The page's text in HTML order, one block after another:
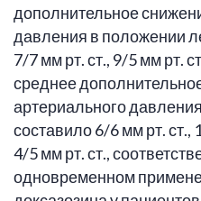
дополнительное
давления в положении
7/7 мм рт. ст., 9/5 мм рт.
среднее
артериального
составило 6/6 мм рт. ст.,
4/5 мм рт. ст.,
одновременном